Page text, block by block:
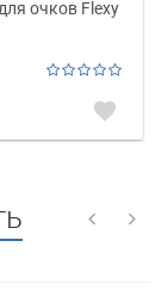
очков Flexy
favorite